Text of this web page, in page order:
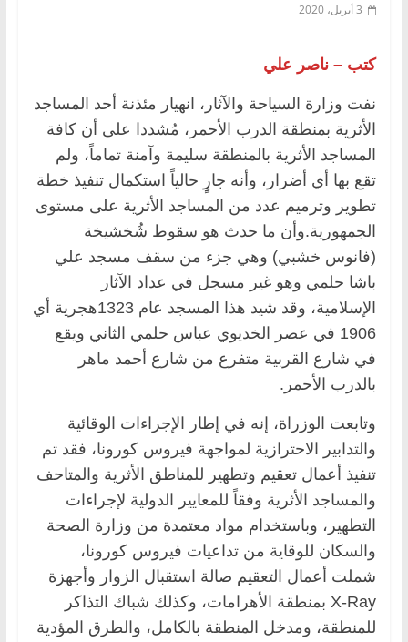
3 أبريل، 2020
كتب – ناصر علي
نفت وزارة السياحة والآثار، انهيار مئذنة أحد المساجد
الأثرية بمنطقة الدرب الأحمر، مُشددا على أن كافة
المساجد الأثرية بالمنطقة سليمة وآمنة تماماً، ولم
تقع بها أي أضرار، وأنه جارٍِ حالياً استكمال تنفيذ خطة
تطوير وترميم عدد من المساجد الأثرية على مستوى
الجمهورية.وأن ما حدث هو سقوط شُخشيخة
(فانوس خشبي) وهي جزء من سقف مسجد علي
باشا حلمي وهو غير مسجل في عداد الآثار
الإسلامية، وقد شيد هذا المسجد عام 1323هجرية أي
1906 في عصر الخديوي عباس حلمي الثاني ويقع
في شارع القربية متفرع من شارع أحمد ماهر
بالدرب الأحمر.
وتابعت الوزراة، إنه في إطار الإجراءات الوقائية
والتدابير الاحترازية لمواجهة فيروس كورونا، فقد تم
تنفيذ أعمال تعقيم وتطهير للمناطق الأثرية والمتاحف
والمساجد الأثرية وفقاً للمعايير الدولية لإجراءات
التطهير، وباستخدام مواد معتمدة من وزارة الصحة
والسكان للوقاية من تداعيات فيروس كورونا،
شملت أعمال التعقيم صالة استقبال الزوار وأجهزة
X-Ray بمنطقة الأهرامات، وكذلك شباك التذاكر
للمنطقة، ومدخل المنطقة بالكامل، والطرق المؤدية